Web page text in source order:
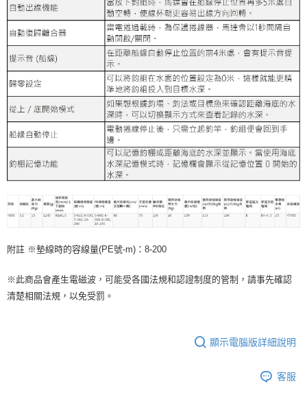
附註 ※墊線時的容線量(PE號-m)：8-200
※此商品會產生電磁波，可能受各國法規和認證制度的管制，請事先確認
清楚相關法規，以免受罰。
顯示電腦版詳細說明
客服